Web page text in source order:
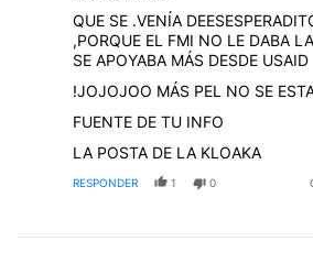
QUE SE .VENÍA
,PORQUE EL FMI NO LE DABA
SE APOYABA MÁS DESDE USAID
!JOJOJOO MÁS PEL NO SE
FUENTE DE TU INFO
LA POSTA DE LA KLOAKA
RESPONDER 1 0